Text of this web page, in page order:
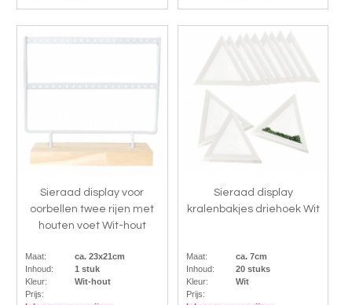
Sieraad display voor
oorbellen twee rijen met
houten voet Wit-hout
Maat:
ca. 23x21cm
Inhoud:
1 stuk
Kleur:
Wit-hout
Prijs:
Sieraad display
kralenbakjes driehoek Wit
Maat:
ca. 7cm
Inhoud:
20 stuks
Kleur:
Wit
Prijs: